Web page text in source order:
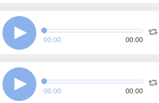
00:00 00:00
00:00 00:00